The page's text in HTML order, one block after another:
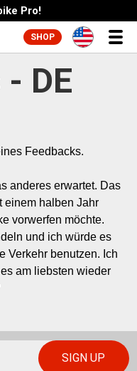
Pro!
SHOP
DE
Feedbacks.
anderes erwartet. Das
einem halben Jahr
vorwerfen möchte.
und ich würde es
Verkehr benutzen. Ich
am liebsten wieder